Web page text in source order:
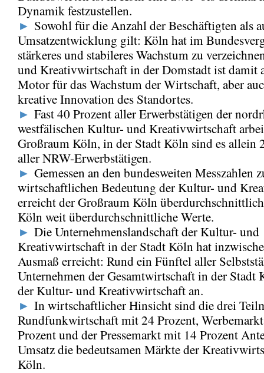
Dynamik festzustellen.
► Sowohl für die Anzahl der Beschäftigten als
Umsatzentwicklung gilt: Köln hat im
stärkeres und stabileres Wachstum zu
und Kreativwirtschaft in der Domstadt ist damit
Motor für das Wachstum der Wirtschaft, aber
kreative Innovation des Standortes.
► Fast 40 Prozent aller Erwerbstätigen der
westfälischen Kultur- und Kreativwirtschaft
Großraum Köln, in der Stadt Köln sind es allein
aller NRW-Erwerbstätigen.
► Gemessen an den bundesweiten Messzahlen
wirtschaftlichen Bedeutung der Kultur- und
erreicht der Großraum Köln
Köln weit überdurchschnittliche Werte.
► Die Unternehmenslandschaft der Kultur- und
Kreativwirtschaft in der Stadt Köln hat
Ausmaß erreicht: Rund ein Fünftel aller
Unternehmen der Gesamtwirtschaft in der Stadt
der Kultur- und Kreativwirtschaft an.
► In wirtschaftlicher Hinsicht sind die drei
Rundfunkwirtschaft mit 24 Prozent,
Prozent und der Pressemarkt mit 14 Prozent
Umsatz die bedeutsamen Märkte der
Köln.